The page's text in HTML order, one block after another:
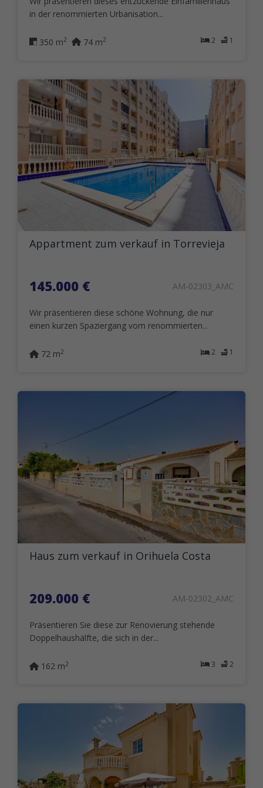
in der renommierten Urbanisation...
2 1
350 m2 74 m2
Appartment zum verkauf in Torrevieja
145.000 € AM-02303_AMC
Wir präsentieren diese schöne Wohnung, die nur
einen kurzen Spaziergang vom renommierten...
2 1
72 m2
Haus zum verkauf in Orihuela Costa
209.000 € AM-02302_AMC
Präsentieren Sie diese zur Renovierung stehende
Doppelhaushälfte, die sich in der...
3 2
162 m2